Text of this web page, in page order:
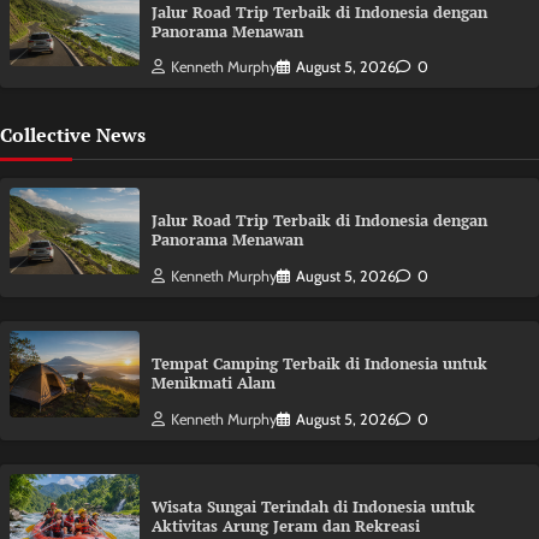
Jalur Road Trip Terbaik di Indonesia dengan
Panorama Menawan
Kenneth Murphy August 5, 2026 0
Collective News
Jalur Road Trip Terbaik di Indonesia dengan
Panorama Menawan
Kenneth Murphy August 5, 2026 0
Tempat Camping Terbaik di Indonesia untuk
Menikmati Alam
Kenneth Murphy August 5, 2026 0
Wisata Sungai Terindah di Indonesia untuk
Aktivitas Arung Jeram dan Rekreasi